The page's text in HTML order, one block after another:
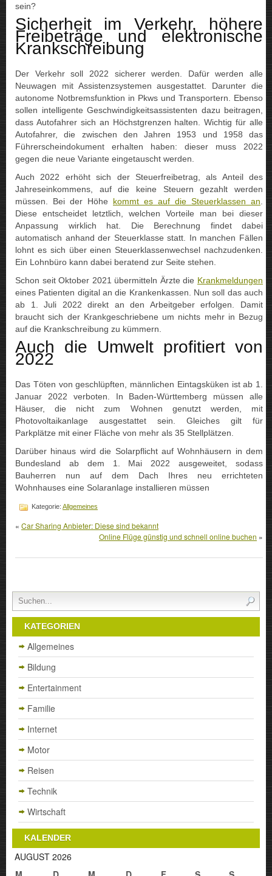
sein?
Sicherheit im Verkehr, höhere
Freibeträge und elektronische
Krankschreibung
Der Verkehr soll 2022 sicherer werden. Dafür werden alle
Neuwagen mit Assistenzsystemen ausgestattet. Darunter die
autonome Notbremsfunktion in Pkws und Transportern. Ebenso
sollen intelligente Geschwindigkeitsassistenten dazu beitragen,
dass Autofahrer sich an Höchstgrenzen halten. Wichtig für alle
Autofahrer, die zwischen den Jahren 1953 und 1958 das
Führerscheindokument erhalten haben: dieser muss 2022
gegen die neue Variante eingetauscht werden.
Auch 2022 erhöht sich der Steuerfreibetrag, als Anteil des
Jahreseinkommens, auf die keine Steuern gezahlt werden
müssen. Bei der Höhe kommt es auf die Steuerklassen an.
Diese entscheidet letztlich, welchen Vorteile man bei dieser
Anpassung wirklich hat. Die Berechnung findet dabei
automatisch anhand der Steuerklasse statt. In manchen Fällen
lohnt es sich über einen Steuerklassenwechsel nachzudenken.
Ein Lohnbüro kann dabei beratend zur Seite stehen.
Schon seit Oktober 2021 übermitteln Ärzte die Krankmeldungen
eines Patienten digital an die Krankenkassen. Nun soll das auch
ab 1. Juli 2022 direkt an den Arbeitgeber erfolgen. Damit
braucht sich der Krankgeschriebene um nichts mehr in Bezug
auf die Krankschreibung zu kümmern.
Auch die Umwelt profitiert von
2022
Das Töten von geschlüpften, männlichen Eintagsküken ist ab 1.
Januar 2022 verboten. In Baden-Württemberg müssen alle
Häuser, die nicht zum Wohnen genutzt werden, mit
Photovoltaikanlage ausgestattet sein. Gleiches gilt für
Parkplätze mit einer Fläche von mehr als 35 Stellplätzen.
Darüber hinaus wird die Solarpflicht auf Wohnhäusern in dem
Bundesland ab dem 1. Mai 2022 ausgeweitet, sodass
Bauherren nun auf dem Dach Ihres neu errichteten
Wohnhauses eine Solaranlage installieren müssen
Kategorie: Allgemeines
« Car Sharing Anbieter: Diese sind bekannt
Online Flüge günstig und schnell online buchen »
KATEGORIEN
Allgemeines
Bildung
Entertainment
Familie
Internet
Motor
Reisen
Technik
Wirtschaft
KALENDER
AUGUST 2026